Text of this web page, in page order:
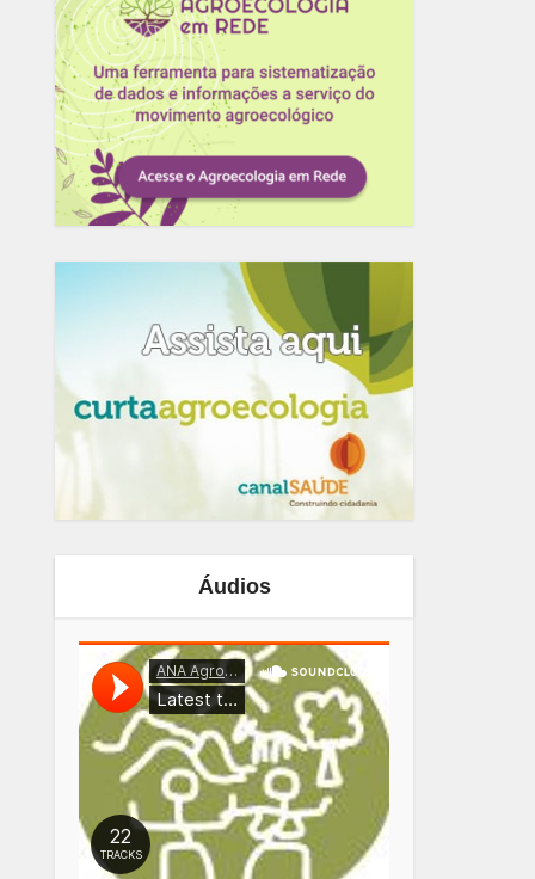
Áudios